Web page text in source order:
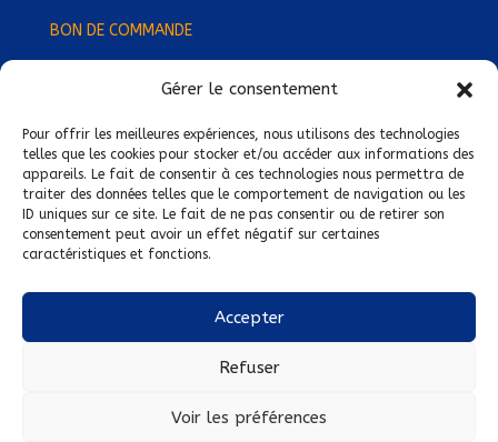
Gérer le consentement
Pour offrir les meilleures expériences, nous utilisons des technologies
telles que les cookies pour stocker et/ou accéder aux informations des
appareils. Le fait de consentir à ces technologies nous permettra de
traiter des données telles que le comportement de navigation ou les
ID uniques sur ce site. Le fait de ne pas consentir ou de retirer son
consentement peut avoir un effet négatif sur certaines
caractéristiques et fonctions.
Accepter
Refuser
Voir les préférences
BON DE COMMANDE
Devenez Délégué·e Régional·e !
Trouvez-nous près de chez vous !
Mentions légales
Conditions générales de vente
Politique de confidentialité